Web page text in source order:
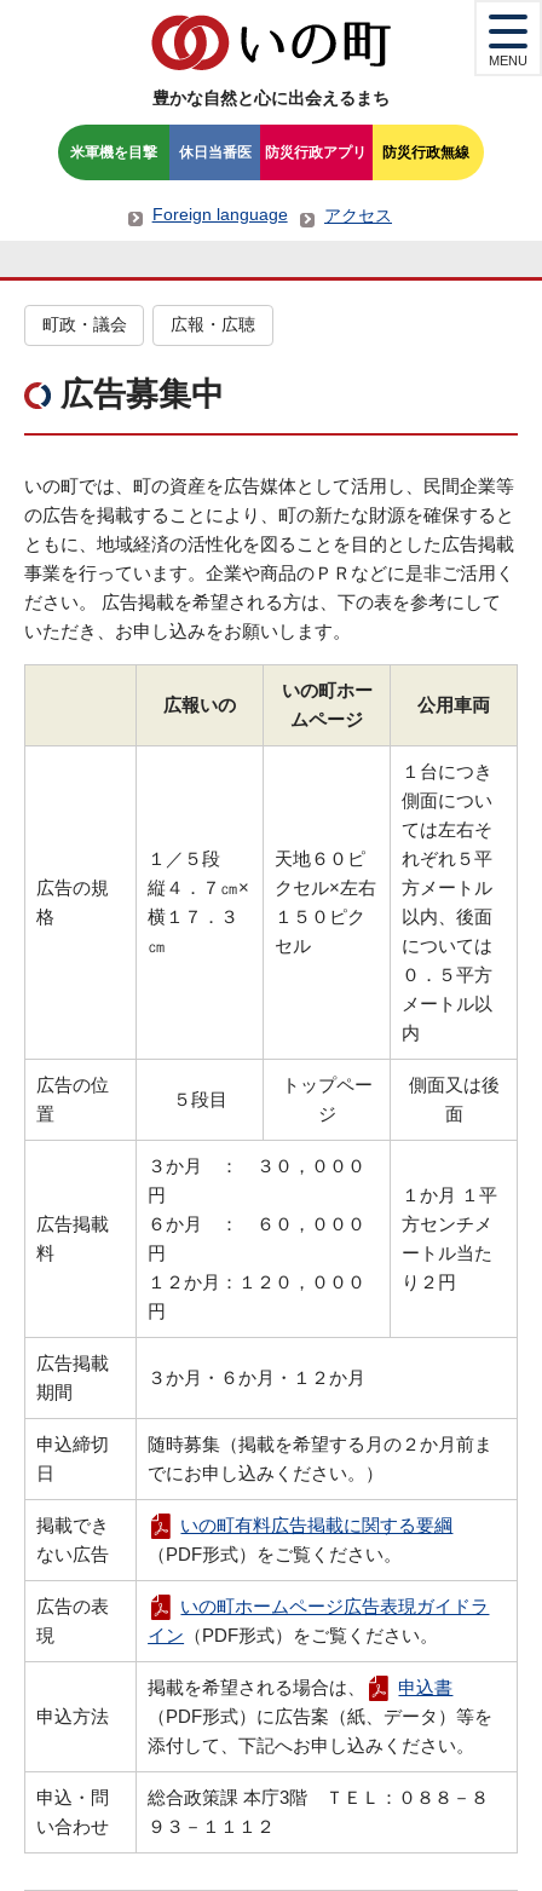
豊かな自然と心に出会えるまち
米軍機を目撃 休日当番医 防災行政アプリ 防災行政無線
Foreign language アクセス
MENU
町政・議会 広報・広聴
広告募集中
いの町では、町の資産を広告媒体として活用し、民間企業等
の広告を掲載することにより、町の新たな財源を確保すると
ともに、地域経済の活性化を図ることを目的とした広告掲載
事業を行っています。企業や商品のＰＲなどに是非ご活用く
ださい。 広告掲載を希望される方は、下の表を参考にして
いただき、お申し込みをお願いします。
広報いの
いの町ホー
ムページ
公用車両
広告の規
格
１／５段
縦４．７㎝×
横１７．３
㎝
天地６０ピ
クセル×左右
１５０ピク
セル
１台につき
側面につい
ては左右そ
れぞれ５平
方メートル
以内、後面
については
０．５平方
メートル以
内
広告の位
置
５段目
トップペー
ジ
側面又は後
面
広告掲載
料
３か月 ： ３０，０００
円
６か月 ： ６０，０００
円
１２か月：１２０，０００
円
１か月 １平
方センチメ
ートル当た
り２円
広告掲載
期間
３か月・６か月・１２か月
申込締切
日
随時募集（掲載を希望する月の２か月前ま
でにお申し込みください。）
掲載でき
ない広告
いの町有料広告掲載に関する要綱
（PDF形式）をご覧ください。
広告の表
現
いの町ホームページ広告表現ガイドラ
イン （PDF形式）をご覧ください。
申込方法
掲載を希望される場合は、
申込書
（PDF形式）に広告案（紙、データ）等を
添付して、下記へお申し込みください。
申込・問
い合わせ
総合政策課 本庁3階 ＴＥＬ：０８８－８
９３－１１１２